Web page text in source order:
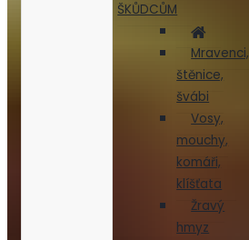
ŠKŮDCŮM
Mravenci,
štěnice,
švábi
Vosy,
mouchy,
komáři,
klíšťata
Žravý
hmyz